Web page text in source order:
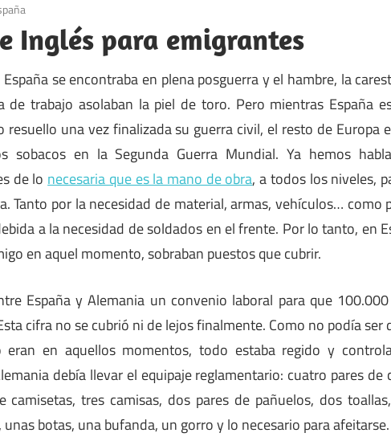
Inglés para emigrantes
se encontraba en plena posguerra y el hambre, la
de trabajo asolaban la piel de toro. Pero mientras España
resuello una vez finalizada su guerra civil, el resto de Europa
sobacos en la Segunda Guerra Mundial. Ya hemos
de lo necesaria que es la mano de obra, a todos los niveles,
Tanto por la necesidad de material, armas, vehículos… como
a la necesidad de soldados en el frente. Por lo tanto, en
en aquel momento, sobraban puestos que cubrir.
España y Alemania un convenio laboral para que
cifra no se cubrió ni de lejos finalmente. Como no podía
eran en aquellos momentos, todo estaba regido y
debía llevar el equipaje reglamentario: cuatro pares de
camisetas, tres camisas, dos pares de pañuelos, dos
botas, una bufanda, un gorro y lo necesario para afeitarse.